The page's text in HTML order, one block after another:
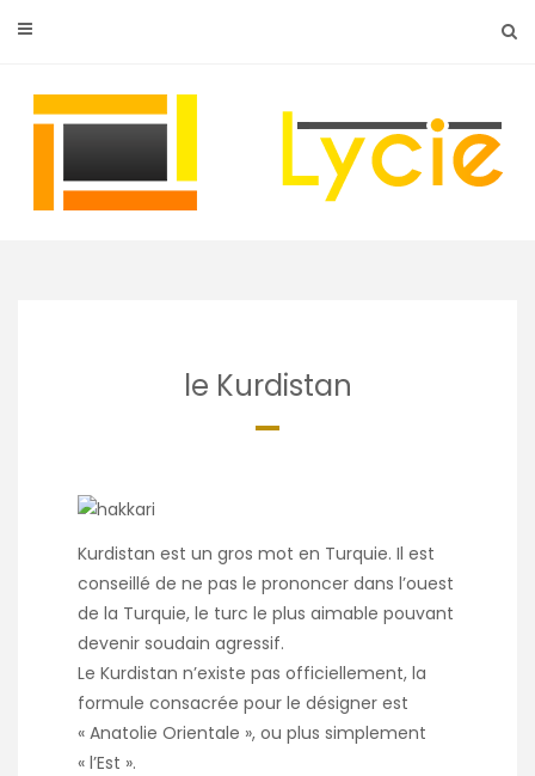
le Kurdistan
Kurdistan est un gros mot en Turquie. Il est
conseillé de ne pas le prononcer dans l’ouest
de la Turquie, le turc le plus aimable pouvant
devenir soudain agressif.
Le Kurdistan n’existe pas officiellement, la
formule consacrée pour le désigner est
« Anatolie Orientale », ou plus simplement
« l’Est ».